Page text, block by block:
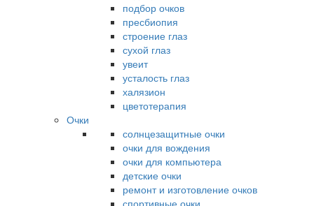
подбор очков
пресбиопия
строение глаз
сухой глаз
увеит
усталость глаз
халязион
цветотерапия
Очки
солнцезащитные очки
очки для вождения
очки для компьютера
детские очки
ремонт и изготовление очков